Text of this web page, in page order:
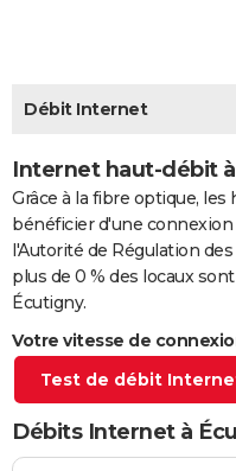
CARTE DE VOEUX
Carte de Noël
Carte Bonne année
Carte Saint-Valentin
Carte Pâques
Carte d'anniversaire
DICTIONNAIRE
PROGRAMME TV
COPAINS D'AVANT
S'inscrire
Se connecter
Lycées
Collèges
Primaires
Universités
Entreprises
Service militaire
Avis de recherche
Bricolage
Lifestyle
Culture
Sport
Auto
Television
Voyage
Cinema
Débit Internet
Internet haut-débit
Grâce à la fibre optique,
bénéficier d'une
l'Autorité de Régulation
plus de 0 % des locaux
Écutigny.
Votre vitesse de
Test de débit
Débits Internet à